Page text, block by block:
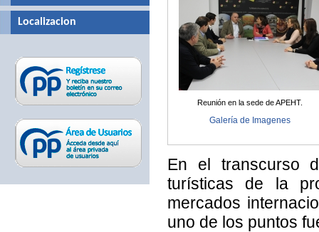
Reunión en la sede de APEHT.
Galería de Imagenes
En el transcurso
turísticas de la
mercados
uno de los puntos
Localizacion